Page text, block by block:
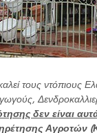
τους ντόπιους
δεν είναι
Αγροτών